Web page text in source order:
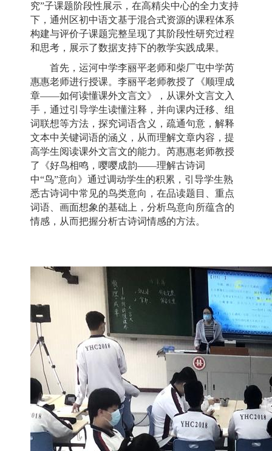
究”子课题阶段性展示，在高精尖中心的全力支持
下，通州区初中语文基于混合式资源的课程体系
构建与评价子课题完整呈现了其阶段性研究过程
和思考，展示了数据支持下的教学实践成果。
首先，运河中学李丽平老师和柴厂屯中学芮
惠惠老师进行授课。李丽平老师教授了《顺理成
章——如何读懂课外文言文》，从课外文言文入
手，通过引导学生读懂注释，并向课内迁移、组
词联想等方法，探究词语含义，疏通句意，解释
文本中关键词语的涵义，从而理解文章内容，提
高学生阅读课外文言文的能力。芮惠惠老师教授
了《好鸟相鸣，嘤嘤成韵——理解古诗词
中“鸟”意向》通过调动学生的积累，引导学生熟
悉古诗词中常见的鸟类意向，在品读题目、重点
词语、画面想象的基础上，分析鸟意向所蕴含的
情感，从而把握分析古诗词情感的方法。